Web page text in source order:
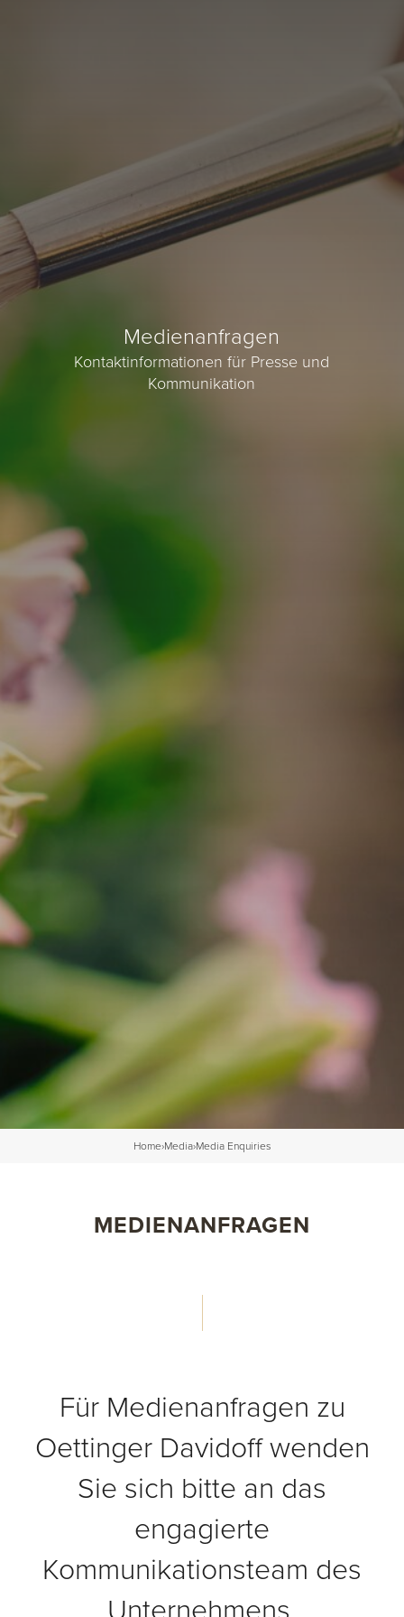
Medienanfragen
Kontaktinformationen für Presse und
Kommunikation
Home›Media›Media Enquiries
MEDIENANFRAGEN
Für Medienanfragen zu
Oettinger Davidoff wenden
Sie sich bitte an das
engagierte
Kommunikationsteam des
Unternehmens.